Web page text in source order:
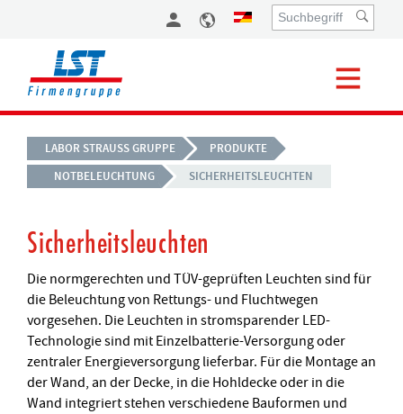
LABOR STRAUSS GRUPPE
PRODUKTE
NOTBELEUCHTUNG
SICHERHEITSLEUCHTEN
Sicherheitsleuchten
Die normgerechten und TÜV-geprüften Leuchten sind für
die Beleuchtung von Rettungs- und Fluchtwegen
vorgesehen. Die Leuchten in stromsparender LED-
Technologie sind mit Einzelbatterie-Versorgung oder
zentraler Energieversorgung lieferbar. Für die Montage an
der Wand, an der Decke, in die Hohldecke oder in die
Wand integriert stehen verschiedene Bauformen und